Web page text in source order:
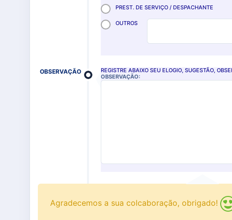
PREST. DE SERVIÇO / DESPACHANTE
OUTROS
OBSERVAÇÃO
REGISTRE ABAIXO SEU ELOGIO, SUGESTÃO,
OBSERVAÇÃO:
Agradecemos a sua colcaboração, obrigado!